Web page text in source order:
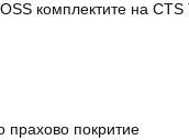
комплектите на
прахово покритие